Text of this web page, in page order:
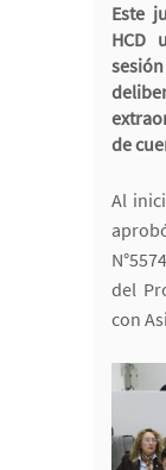
Este
HCD
de
Al
del
con